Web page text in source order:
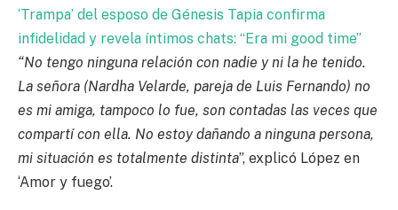
‘Trampa’ del esposo de Génesis Tapia confirma
infidelidad y revela íntimos chats: “Era mi good time”
“No tengo ninguna relación con nadie y ni la he tenido.
La señora (Nardha Velarde, pareja de Luis Fernando) no
es mi amiga, tampoco lo fue, son contadas las veces que
compartí con ella. No estoy dañando a ninguna persona,
mi situación es totalmente distinta”, explicó López en
‘Amor y fuego’.